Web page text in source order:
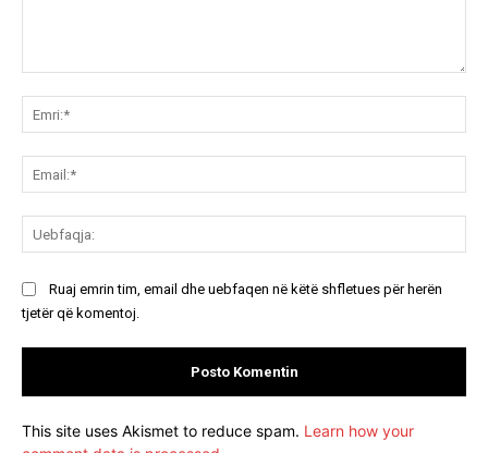
Ruaj emrin tim, email dhe uebfaqen në këtë shfletues për herën
tjetër që komentoj.
This site uses Akismet to reduce spam. Learn how your